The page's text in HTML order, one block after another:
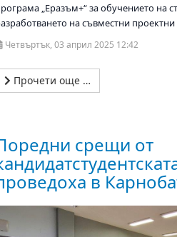
„Еразъм+“ за обучението на
на съвместни проектни
Четвъртък, 03 април 2025 12:42
Прочети още …
срещи от
в